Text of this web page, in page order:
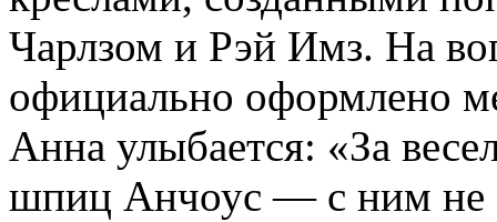
Чарлзом и Рэй Имз. На
официально оформлено
Анна улыбается: «За
шпиц Анчоус — с ним не